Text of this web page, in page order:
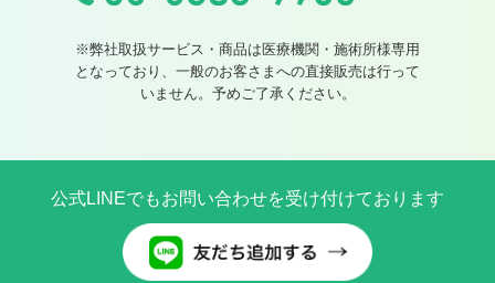
※弊社取扱サービス・商品は医療機関・施術所様専用
となっており、一般のお客さまへの直接販売は行って
いません。予めご了承ください。
公式LINEでもお問い合わせを受け付けております